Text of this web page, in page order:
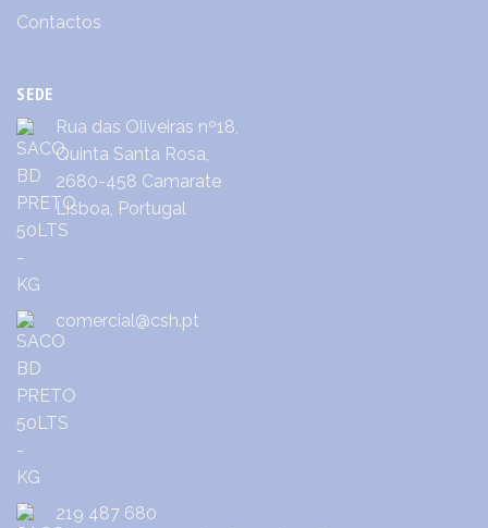
Contactos
SEDE
Rua das Oliveiras nº18,
Quinta Santa Rosa,
2680-458 Camarate
Lisboa, Portugal
comercial@csh.pt
219 487 680